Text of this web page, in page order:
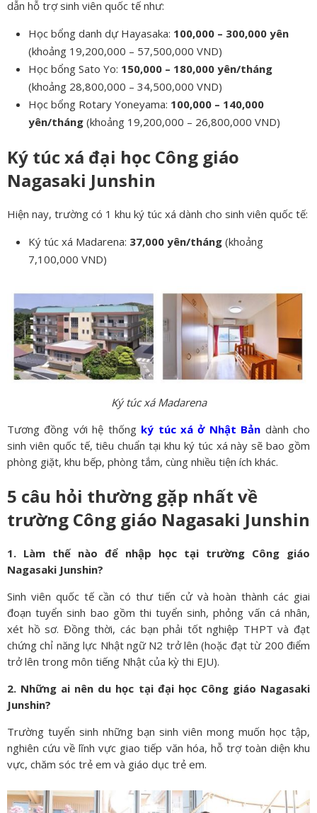
dẫn hỗ trợ sinh viên quốc tế như:
Học bổng danh dự Hayasaka: 100,000 – 300,000 yên
(khoảng 19,200,000 – 57,500,000 VND)
Học bổng Sato Yo: 150,000 – 180,000 yên/tháng
(khoảng 28,800,000 – 34,500,000 VND)
Học bổng Rotary Yoneyama: 100,000 – 140,000
yên/tháng (khoảng 19,200,000 – 26,800,000 VND)
Ký túc xá đại học Công giáo
Nagasaki Junshin
Hiện nay, trường có 1 khu ký túc xá dành cho sinh viên quốc tế:
Ký túc xá Madarena: 37,000 yên/tháng (khoảng
7,100,000 VND)
Ký túc xá Madarena
Tương đồng với hệ thống ký túc xá ở Nhật Bản dành cho
sinh viên quốc tế, tiêu chuẩn tại khu ký túc xá này sẽ bao gồm
phòng giặt, khu bếp, phòng tắm, cùng nhiều tiện ích khác.
5 câu hỏi thường gặp nhất về
trường Công giáo Nagasaki Junshin
1. Làm thế nào để nhập học tại trường Công giáo
Nagasaki Junshin?
Sinh viên quốc tế cần có thư tiến cử và hoàn thành các giai
đoạn tuyển sinh bao gồm thi tuyển sinh, phỏng vấn cá nhân,
xét hồ sơ. Đồng thời, các bạn phải tốt nghiệp THPT và đạt
chứng chỉ năng lực Nhật ngữ N2 trở lên (hoặc đạt từ 200 điểm
trở lên trong môn tiếng Nhật của kỳ thi EJU).
2. Những ai nên du học tại đại học Công giáo Nagasaki
Junshin?
Trường tuyển sinh những bạn sinh viên mong muốn học tập,
nghiên cứu về lĩnh vực giao tiếp văn hóa, hỗ trợ toàn diện khu
vực, chăm sóc trẻ em và giáo dục trẻ em.